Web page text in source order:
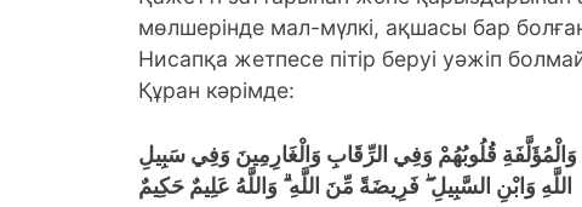
мөлшерінде мал-мүлкі, ақшасы бар
Нисапқа жетпесе пітір беруі уәжіп
Құран кәрімде:
وَالْمُؤَلَّفَةِ قُلُوبُهُمْ وَفِي الرِّقَابِ وَالْغَارِمِينَ وَفِي سَبِيلِ
اللَّهِ وَابْنِ السَّبِيلِ ۖ فَرِيضَةً مِّنَ اللَّهِ ۗ وَاللَّهُ عَلِيمٌ حَكِيمٌ